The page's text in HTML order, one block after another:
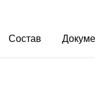
Состав